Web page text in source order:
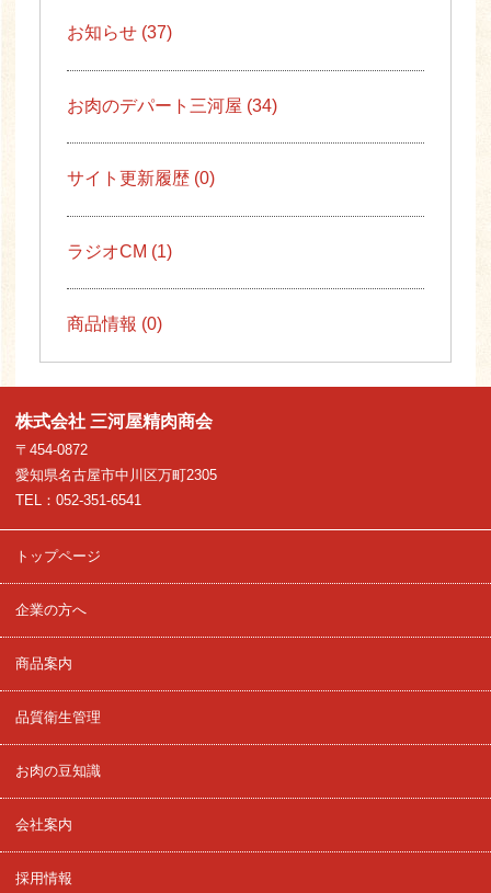
お知らせ (37)
お肉のデパート三河屋 (34)
サイト更新履歴 (0)
ラジオCM (1)
商品情報 (0)
株式会社 三河屋精肉商会
〒454-0872
愛知県名古屋市中川区万町2305
TEL：052-351-6541
トップページ
企業の方へ
商品案内
品質衛生管理
お肉の豆知識
会社案内
採用情報